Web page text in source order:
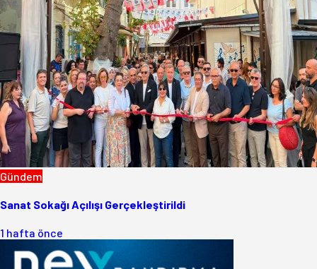
Gündem
Sanat Sokağı Açılışı Gerçekleştirildi
1 hafta önce